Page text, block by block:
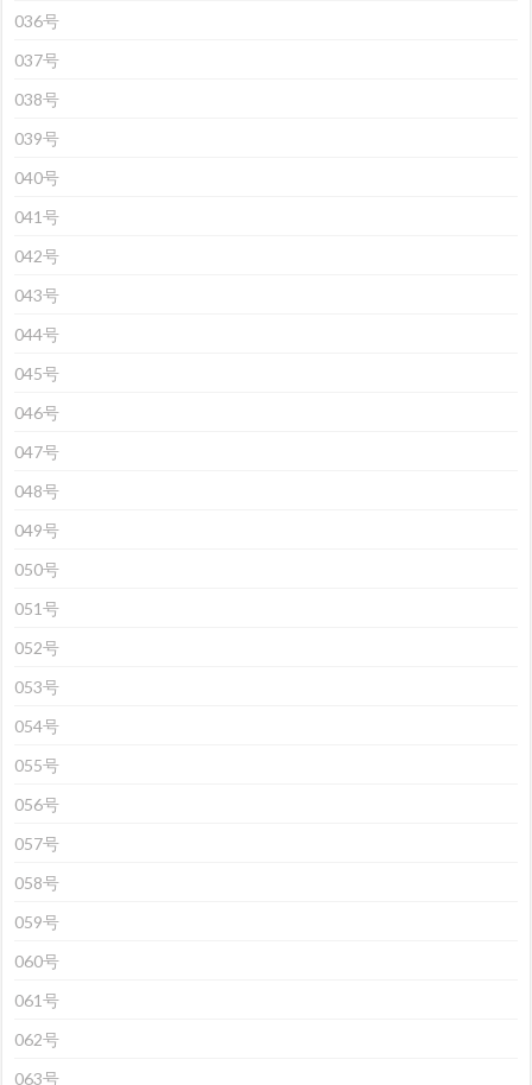
036号
037号
038号
039号
040号
041号
042号
043号
044号
045号
046号
047号
048号
049号
050号
051号
052号
053号
054号
055号
056号
057号
058号
059号
060号
061号
062号
063号